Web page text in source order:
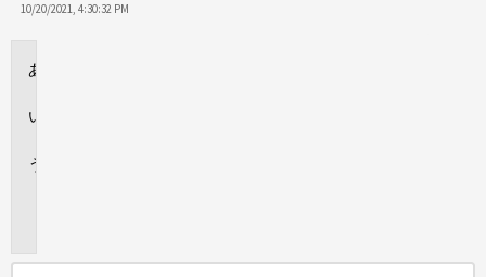
10/20/2021, 4:30:32 PM